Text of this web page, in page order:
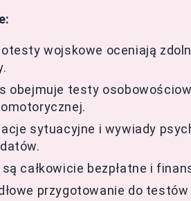
wojskowe oceniają
obejmuje testy
sytuacyjne i wywiady
całkowicie bezpłatne i
przygotowanie do